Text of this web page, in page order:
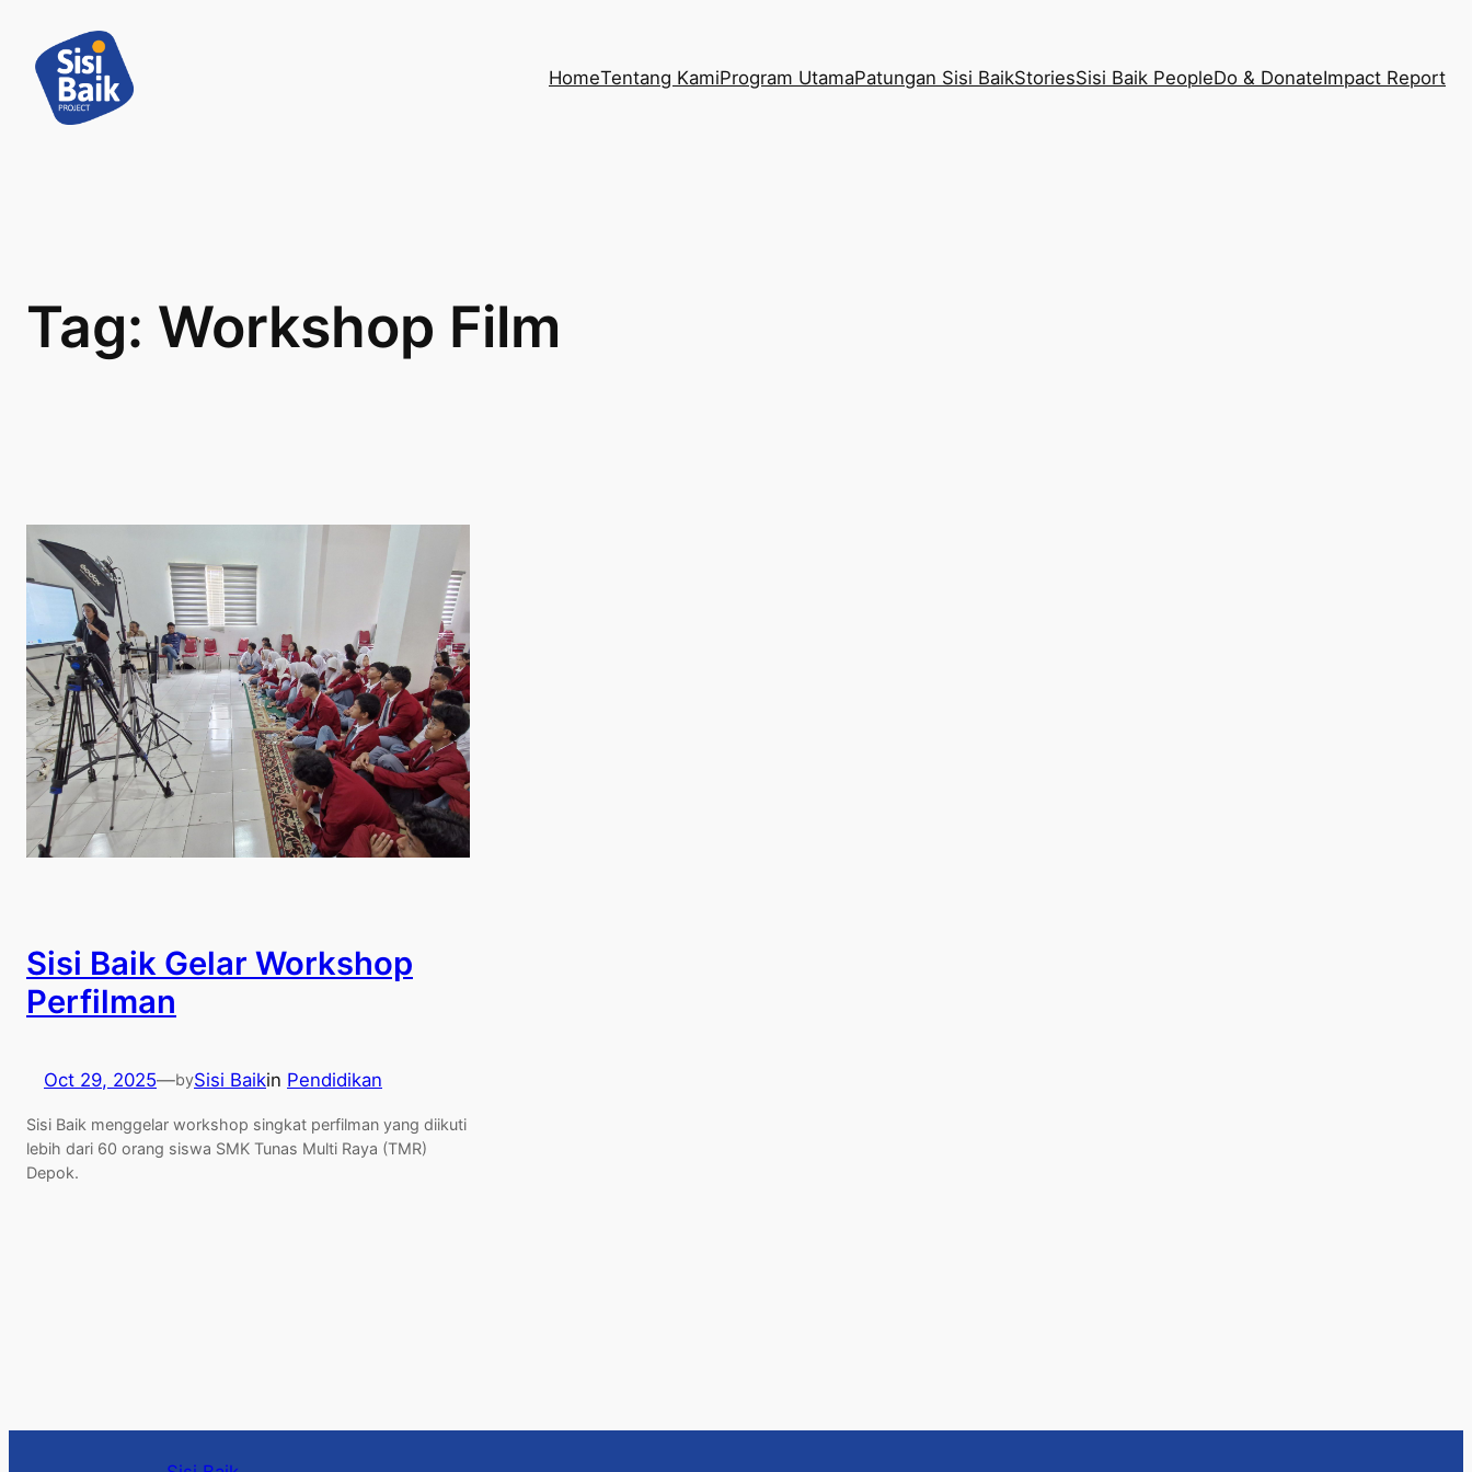
content
HomeTentang KamiProgram UtamaPatungan Sisi BaikStoriesSisi Baik PeopleDo & DonateImpact Report
Tag: Workshop Film
Sisi Baik Gelar Workshop
Perfilman
Oct 29, 2025—bySisi Baikin Pendidikan
Sisi Baik menggelar workshop singkat perfilman yang diikuti
lebih dari 60 orang siswa SMK Tunas Multi Raya (TMR)
Depok.